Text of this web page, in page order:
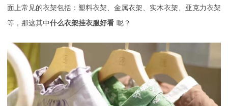
面上常见的衣架包括：塑料衣架、金属衣架、实木衣架、亚克力衣架
等，那这其中什么衣架挂衣服好看 呢？